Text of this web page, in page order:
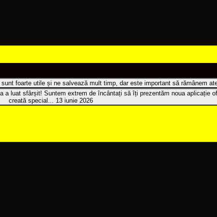
sunt foarte utile și ne salvează mult timp, dar este important să rămânem
a luat sfârșit! Suntem extrem de încântați să îți prezentăm noua aplicație
creată special... 13 iunie 2026